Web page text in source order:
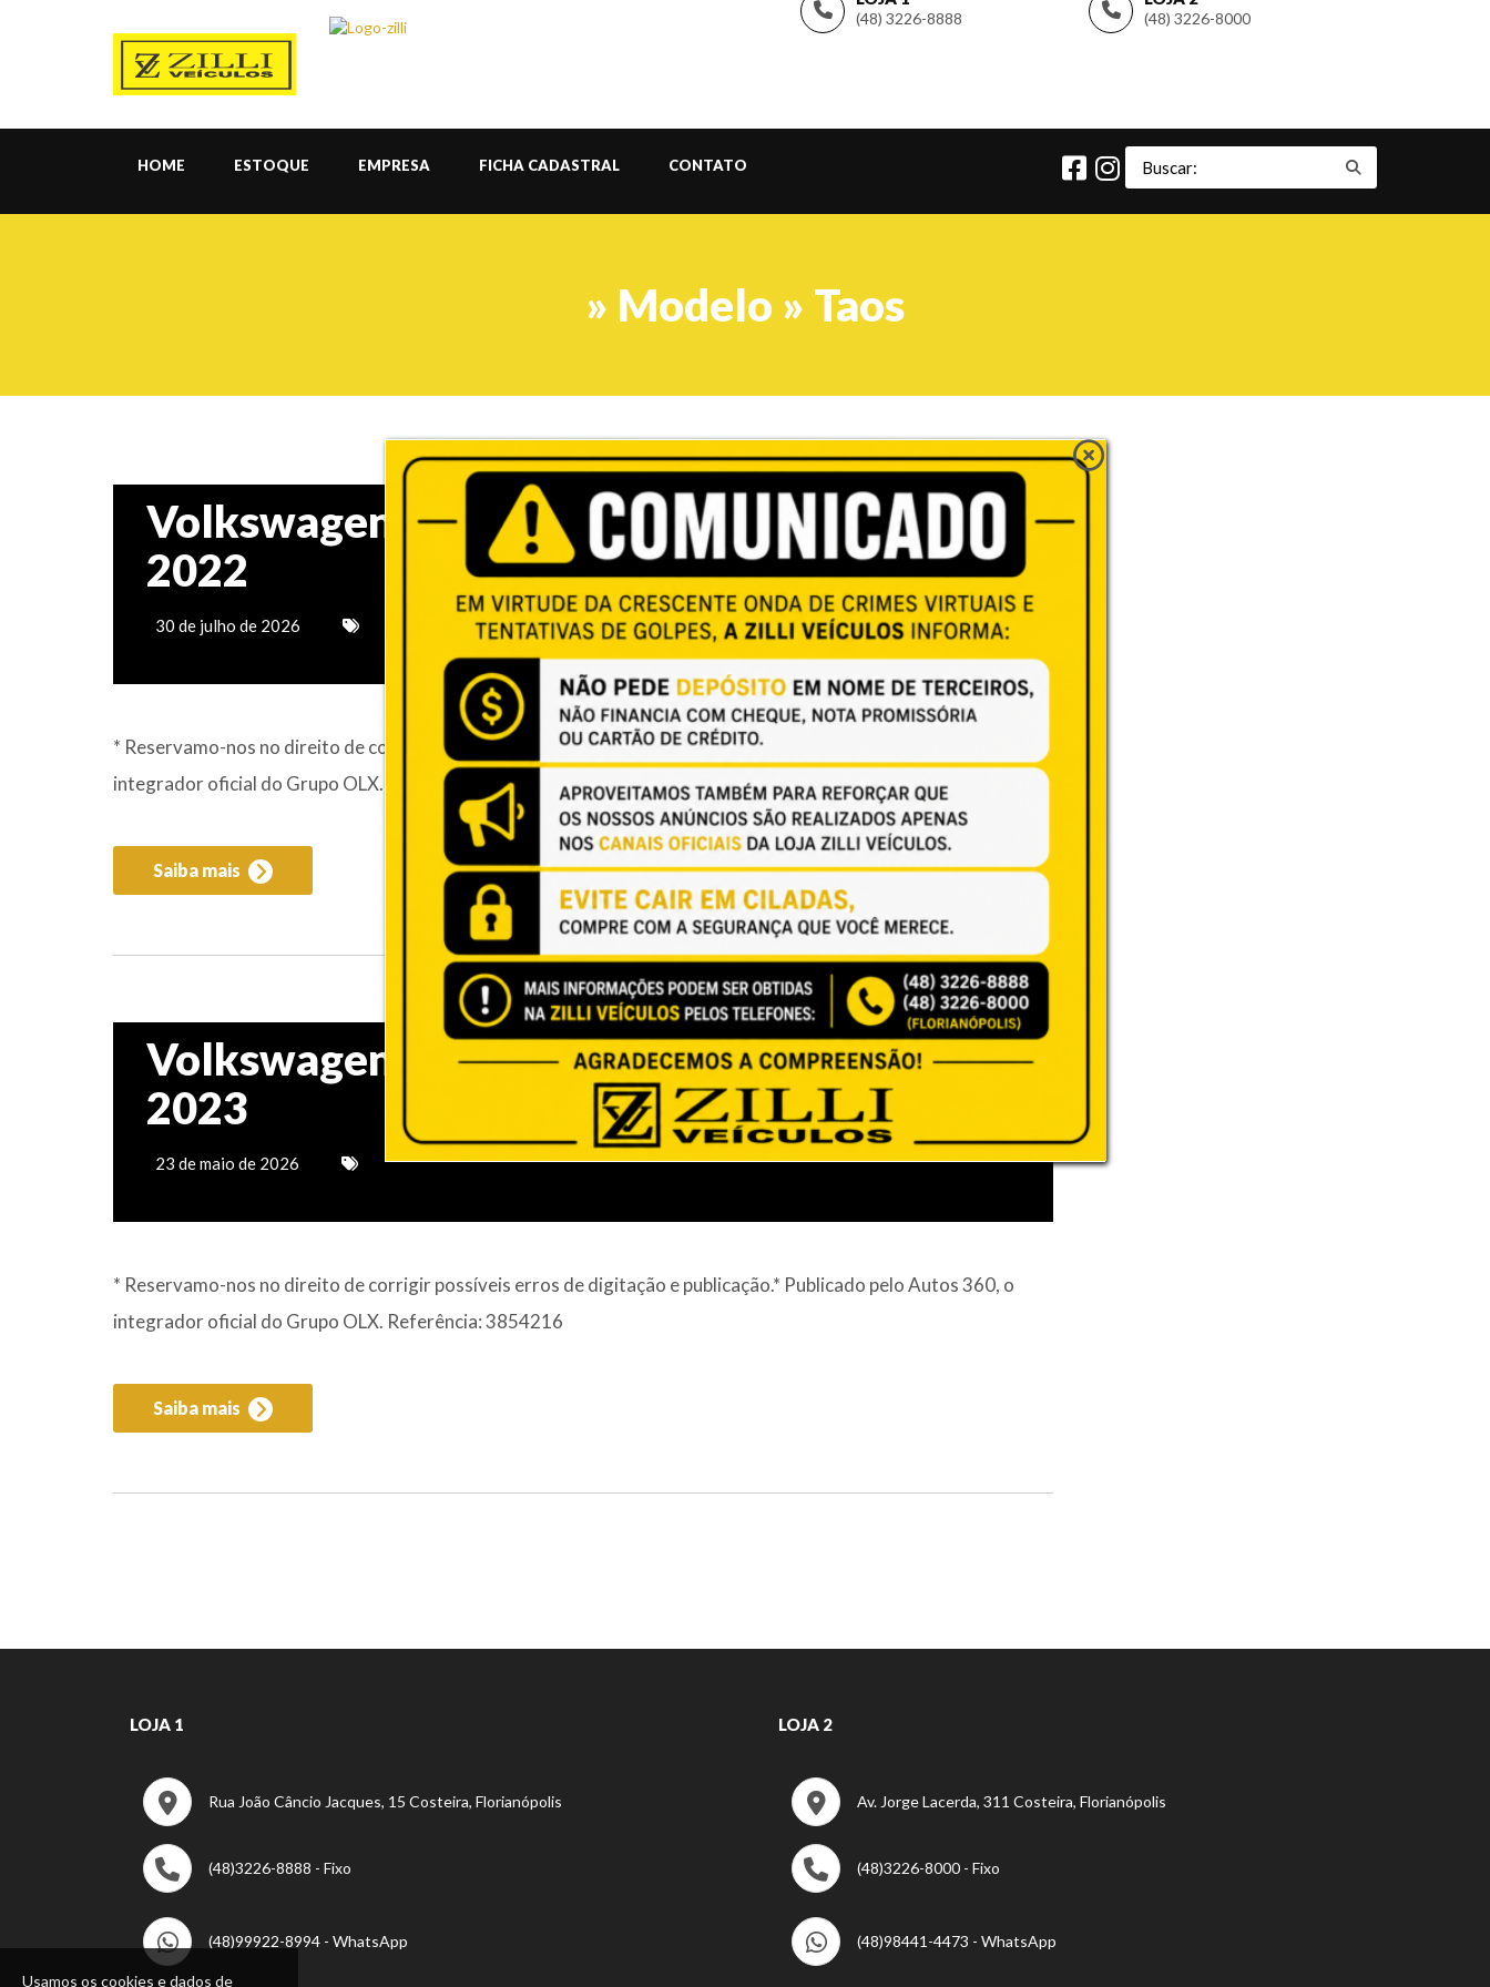
Usamos os cookies e dados de
(48) 3226-8888 (48) 3226-8000
HOME ESTOQUE EMPRESA FICHA CADASTRAL CONTATO
» Modelo » Taos
Volkswagen Taos HIGHLINE 250 TSI 1.4 AT
2022
30 de julho de 2026
* Reservamo-nos no direito de corrigir possíveis erros de digitação e publicação.* Publicado pelo Autos 360, o
integrador oficial do Grupo OLX. Referência: 4279250
Saiba mais
Volkswagen Taos HIGHLINE 250 TSI 1.4 AT
2023
23 de maio de 2026
* Reservamo-nos no direito de corrigir possíveis erros de digitação e publicação.* Publicado pelo Autos 360, o
integrador oficial do Grupo OLX. Referência: 3854216
Saiba mais
LOJA 1
Rua João Câncio Jacques, 15 Costeira, Florianópolis
(48)3226-8888 - Fixo
(48)99922-8994 - WhatsApp
LOJA 2
Av. Jorge Lacerda, 311 Costeira, Florianópolis
(48)3226-8000 - Fixo
(48)98441-4473 - WhatsApp